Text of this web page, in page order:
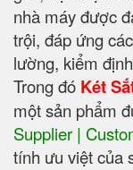
nhà máy được
trội, đáp ứng
lường, kiểm
Trong đó Két
một sản phẩm
Supplier |
tính ưu việt của